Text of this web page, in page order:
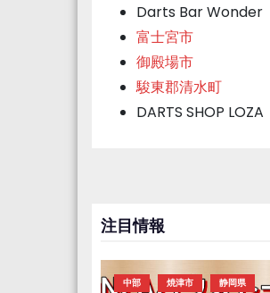
Darts Bar Wonder
富士宮市
御殿場市
駿東郡清水町
DARTS SHOP LOZA
注目情報
中部 焼津市 静岡県